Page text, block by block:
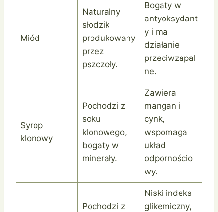
Miód
Naturalny
słodzik
produkowany
przez
pszczoły.
Bogaty w
antyoksydant
y i ma
działanie
przeciwzapal
ne.
Syrop
klonowy
Pochodzi z
soku
klonowego,
bogaty w
minerały.
Zawiera
mangan i
cynk,
wspomaga
układ
odpornościo
wy.
Pochodzi z
Niski indeks
glikemiczny,